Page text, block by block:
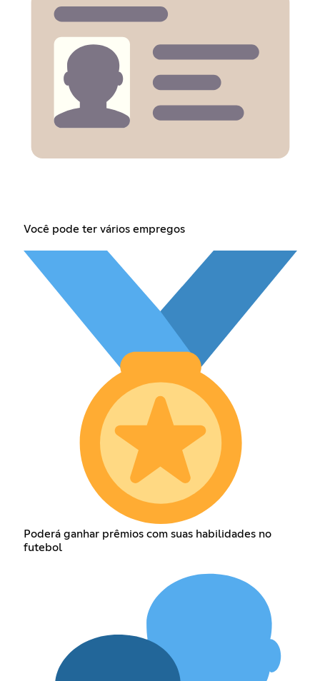
Você pode ter vários empregos
Poderá ganhar prêmios com suas habilidades no
futebol